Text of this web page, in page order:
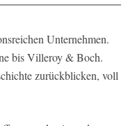
Unternehmen.
bis Villeroy & Boch.
zurückblicken, voll